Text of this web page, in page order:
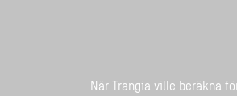
När Trangia ville beräkna